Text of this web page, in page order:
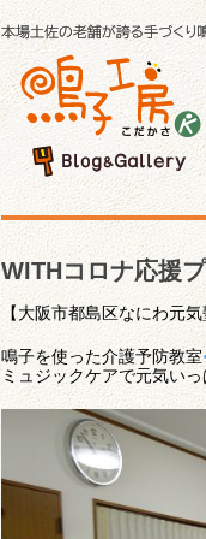
WITHコロナ応援
【大阪市都島区なにわ元
鳴子を使った介護予防教室
ミュジックケアで元気い